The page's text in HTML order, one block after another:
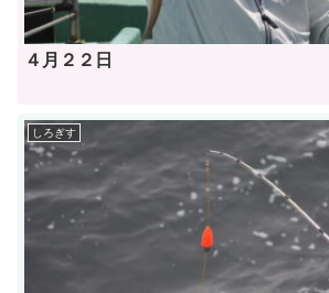
４月２２日
しろぎす